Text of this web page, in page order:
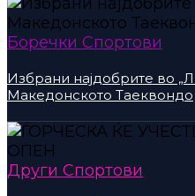
Боречки Спортови
Избрани најдобрите во
Македонското Таеквондо
Други Спортови